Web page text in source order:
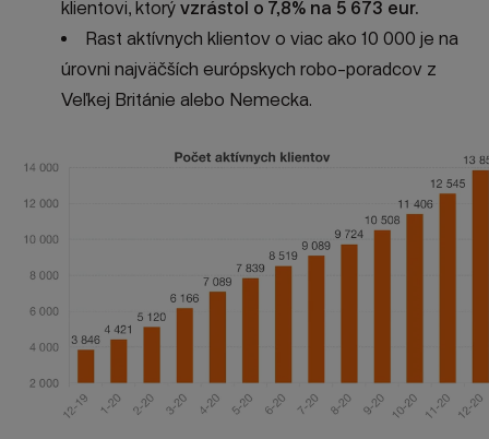
klientovi, ktorý vzrástol o 7,8% na 5 673 eur.
Rast aktívnych klientov o viac ako 10 000 je na
úrovni najväčších európskych robo-poradcov z
Veľkej Británie alebo Nemecka.